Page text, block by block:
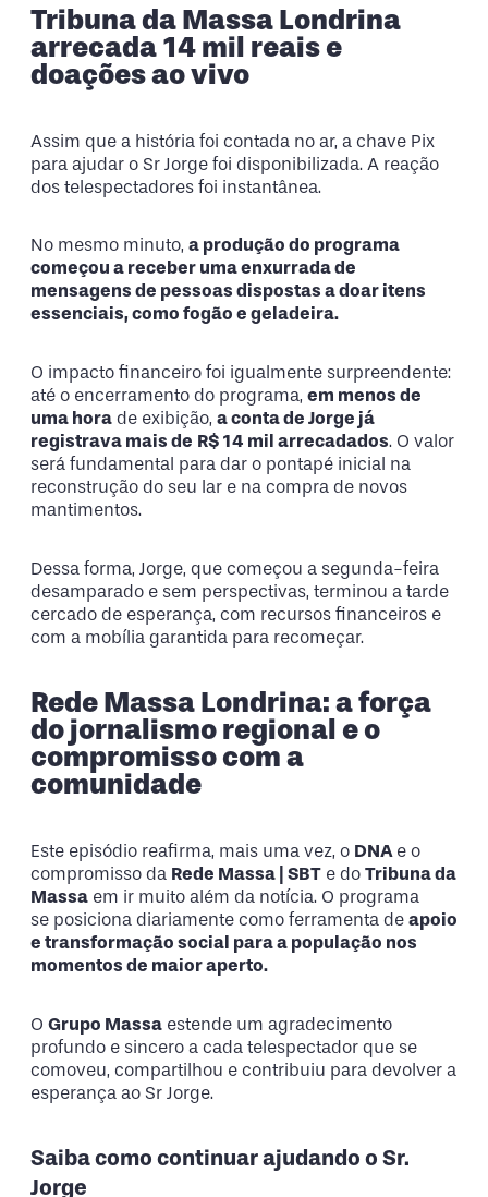
Tribuna da Massa Londrina
arrecada 14 mil reais e
doações ao vivo
Assim que a história foi contada no ar, a chave Pix
para ajudar o Sr Jorge foi disponibilizada. A reação
dos telespectadores foi instantânea.
No mesmo minuto, a produção do programa
começou a receber uma enxurrada de
mensagens de pessoas dispostas a doar itens
essenciais, como fogão e geladeira.
O impacto financeiro foi igualmente surpreendente:
até o encerramento do programa, em menos de
uma hora de exibição, a conta de Jorge já
registrava mais de R$ 14 mil arrecadados. O valor
será fundamental para dar o pontapé inicial na
reconstrução do seu lar e na compra de novos
mantimentos.
Dessa forma, Jorge, que começou a segunda-feira
desamparado e sem perspectivas, terminou a tarde
cercado de esperança, com recursos financeiros e
com a mobília garantida para recomeçar.
Rede Massa Londrina: a força
do jornalismo regional e o
compromisso com a
comunidade
Este episódio reafirma, mais uma vez, o DNA e o
compromisso da Rede Massa | SBT e do Tribuna da
Massa em ir muito além da notícia. O programa
se posiciona diariamente como ferramenta de apoio
e transformação social para a população nos
momentos de maior aperto.
O Grupo Massa estende um agradecimento
profundo e sincero a cada telespectador que se
comoveu, compartilhou e contribuiu para devolver a
esperança ao Sr Jorge.
Saiba como continuar ajudando o Sr.
Jorge